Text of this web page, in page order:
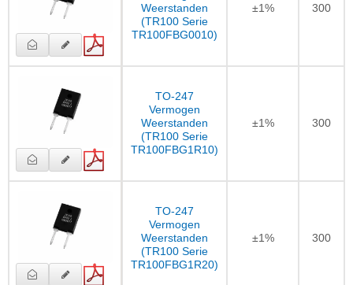
Weerstanden
(TR100 Serie
TR100FBG0010)
±1% 300
TO-247
Vermogen
Weerstanden
(TR100 Serie
TR100FBG1R10)
±1% 300
TO-247
Vermogen
Weerstanden
(TR100 Serie
TR100FBG1R20)
±1% 300